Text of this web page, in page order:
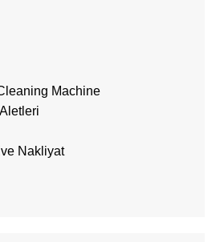
Machine
Nakliyat